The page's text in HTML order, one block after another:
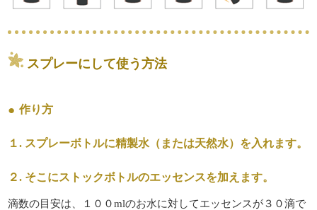
スプレーにして使う方法
作り方
１. スプレーボトルに精製水（または天然水）を入れます。
２. そこにストックボトルのエッセンスを加えます。
滴数の目安は、１００mlのお水に対してエッセンスが３０滴で